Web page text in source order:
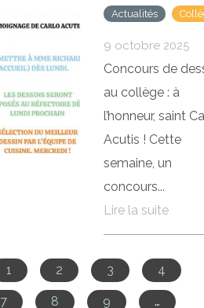
Actualités
9 octobre 2025
Concours de
au collège : à
l’honneur, saint
Acutis ! Cette
semaine, un
concours...
Lire la suite
1 2 3 4
7 8 9 …